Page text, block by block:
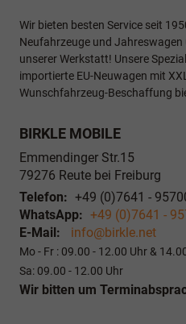
Wir bieten besten Service seit
Neufahrzeuge und Jahreswagen
unserer Werkstatt! Unsere
importierte EU-Neuwagen mit
Wunschfahrzeug-Beschaffung
BIRKLE MOBILE
Emmendinger Str.15
79276 Reute bei Freiburg
Telefon: +49 (0)7641 -
WhatsApp: +49 (0)7641 -
E-Mail:
info@birkle.net
Mo - Fr : 09.00 - 12.00 Uhr &
Sa: 09.00 - 12.00 Uhr
Wir bitten um